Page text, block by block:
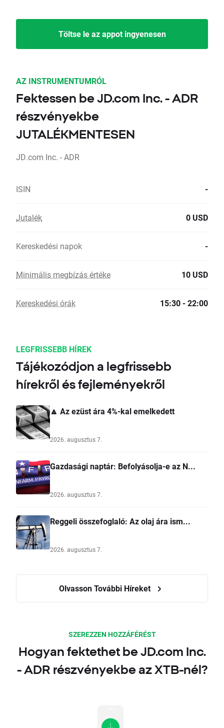
Töltse le az appot ingyenesen
AZ INSTRUMENTUMRÓL
Fektessen be JD.com Inc. - ADR
részvényekbe
JUTALÉKMENTESEN
JD.com Inc. - ADR
ISIN -
Jutalék 0 USD
Kereskedési napok -
Minimális megbízás értéke 10 USD
Kereskedési órák 15:30 - 22:00
LEGFRISSEBB HÍREK
Tájékozódjon a legfrissebb
hírekről és fejleményekről
🔼 Az ezüst ára 4%-kal emelkedett
2026. augusztus 7.
Gazdasági naptár: Befolyásolja-e az N...
2026. augusztus 7.
Reggeli összefoglaló: Az olaj ára ism...
2026. augusztus 7.
Olvasson További Híreket
SZEREZZEN HOZZÁFÉRÉST
Hogyan fektethet be JD.com Inc.
- ADR részvényekbe az XTB-nél?